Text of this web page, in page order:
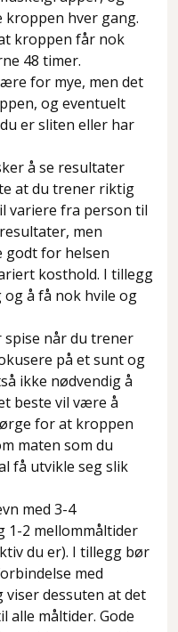
kroppen hver gang.
kroppen får nok
48 timer.
for mye, men det
og eventuelt
er sliten eller har
å se resultater
at du trener riktig
variere fra person til
men
for helsen
kosthold. I tillegg
å få nok hvile og
spise når du trener
på et sunt og
ikke nødvendig å
beste vil være å
for at kroppen
maten som du
få utvikle seg slik
med 3-4
1-2 mellommåltider
du er). I tillegg bør
med
dessuten at det
måltider. Gode